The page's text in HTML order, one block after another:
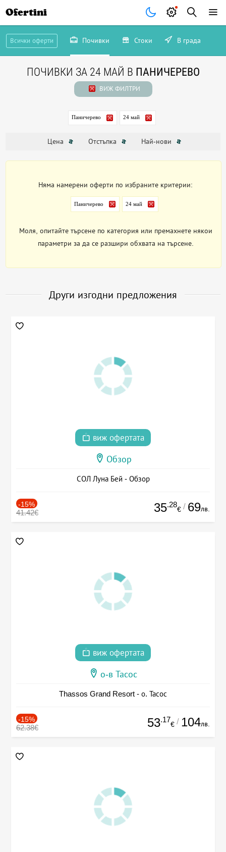
Ofertini
Всички оферти Почивки Стоки В града
ПОЧИВКИ ЗА 24 МАЙ В ПАНИЧЕРЕВО
ВИЖ ФИЛТРИ
Паничерево 24 май
Цена Отстъпка Най-нови
Няма намерени оферти по избраните критерии:
Паничерево 24 май
Моля, опитайте търсене по категория или премахнете някои
параметри за да се разшири обхвата на търсене.
Други изгодни предложения
виж офертата
Обзор
СОЛ Луна Бей - Обзор
-15%
41.42€ 35.28
€ / 69лв.
виж офертата
о-в Тасос
Thassos Grand Resort - о. Тасос
-15%
62.38€ 53.17
€ / 104лв.